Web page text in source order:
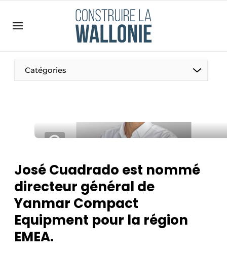
Emploi
Enregistrer une offre d’emploi
Meest gelezen
Podcasts
Privacy / Cookie statement
S’inscrire à l’événement
S’inscrire
Termes et conditions
Catégories
José Cuadrado est nommé
directeur général de
Yanmar Compact
Equipment pour la région
EMEA.